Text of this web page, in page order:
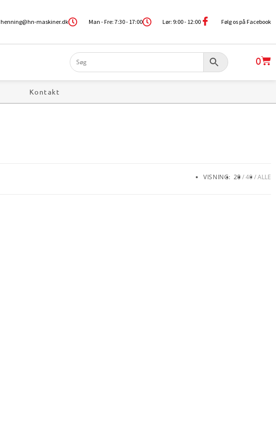
henning@hn-maskiner.dk Man - Fre: 7:30 - 17:00 Lør: 9:00 - 12:00 Følg os på Facebook
0
Kontakt
VISNING: 20 40 ALLE